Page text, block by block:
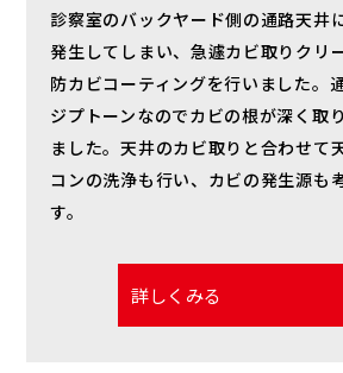
診察室のバックヤード側の通路天井
発生してしまい、急遽カビ取りクリ
防カビコーティングを行いました。
ジプトーンなのでカビの根が深く取
ました。天井のカビ取りと合わせて
コンの洗浄も行い、カビの発生源も
す。
詳しくみる